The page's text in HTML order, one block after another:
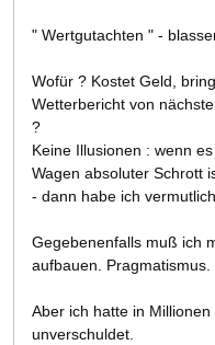
" Wertgutachten " -
Wofür ? Kostet Geld,
Wetterbericht von
?
Keine Illusionen : wenn
Wagen absoluter Schrott
- dann habe ich
Gegebenenfalls muß ich
aufbauen. Pragmatismus.
Aber ich hatte in
unverschuldet.